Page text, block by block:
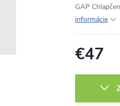
GAP
informácie
€47